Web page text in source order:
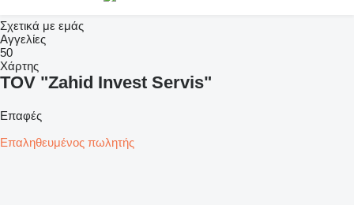
Σχετικά με εμάς
Αγγελίες
50
Χάρτης
TOV "Zahid Invest Servis"
Επαφές
Επαληθευμένος πωλητής